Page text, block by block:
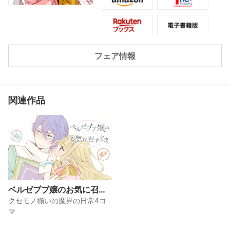
生の同居ラブコメついに完結です!
フェア情報
関連作品
ベルゼブブ嬢のお気に召す
まま。
クセモノ揃いの魔界の日常4コ
マ